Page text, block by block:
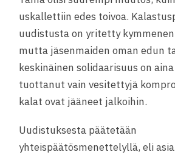
uskallettiin edes toivoa.
uudistusta on yritetty
mutta jäsenmaiden oman edun
keskinäinen solidaarisuus on
tuottanut vain vesitettyjä
kalat ovat jääneet jalkoihin.
Uudistuksesta päätetään
yhteispäätösmenettelyllä, eli